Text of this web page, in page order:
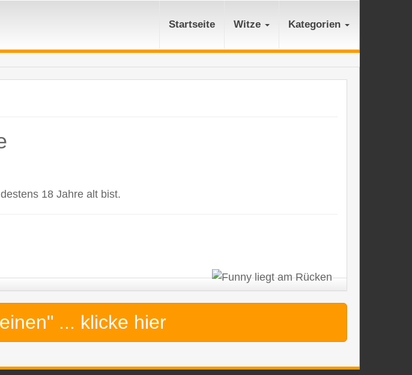
Startseite Witze Kategorien
18 Jahre alt bist.
... klicke hier